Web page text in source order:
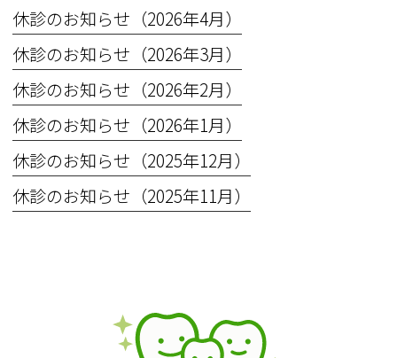
休診のお知らせ（2026年4月）
休診のお知らせ（2026年3月）
休診のお知らせ（2026年2月）
休診のお知らせ（2026年1月）
休診のお知らせ（2025年12月）
休診のお知らせ（2025年11月）